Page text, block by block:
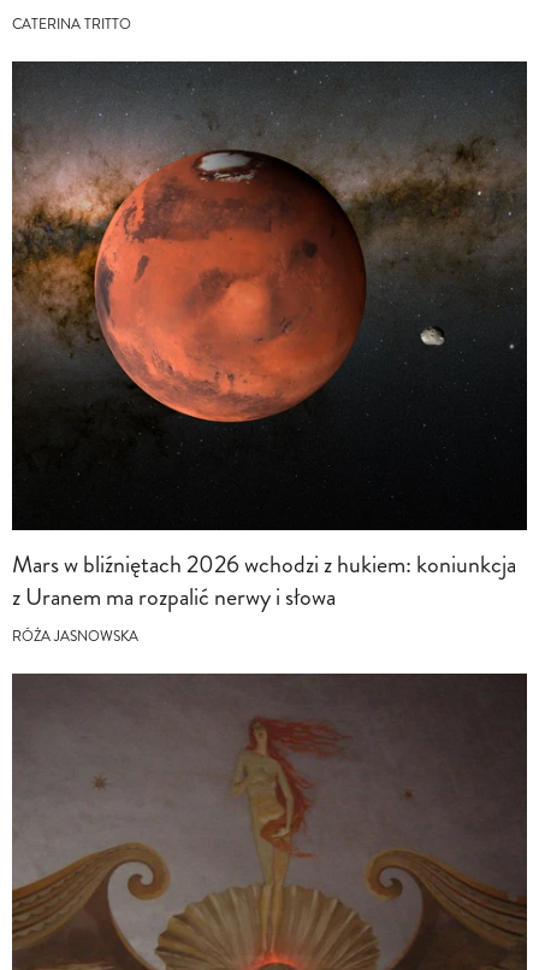
CATERINA TRITTO
Mars w bliźniętach 2026 wchodzi z hukiem: koniunkcja
z Uranem ma rozpalić nerwy i słowa
RÓŻA JASNOWSKA